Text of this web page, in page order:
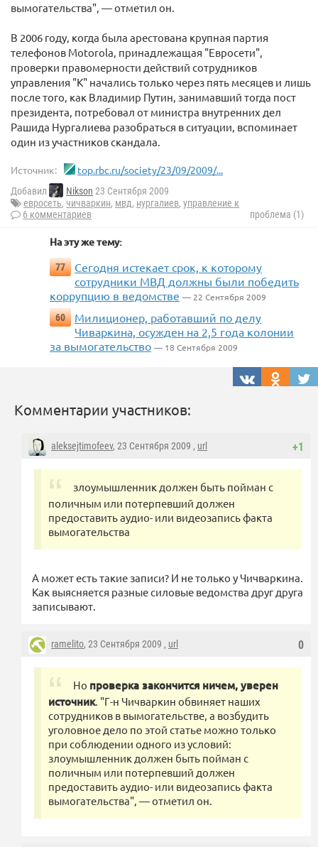
вымогательства", — отметил он.
В 2006 году, когда была арестована крупная партия
телефонов Motorola, принадлежащая "Евросети",
проверки правомерности действий сотрудников
управления "К" начались только через пять месяцев и лишь
после того, как Владимир Путин, занимавший тогда пост
президента, потребовал от министра внутренних дел
Рашида Нургалиева разобраться в ситуации, вспоминает
один из участников скандала.
Источник: top.rbc.ru/society/23/09/2009/...
Добавил Nikson 23 Сентября 2009
евросеть, чичваркин, мвд, нургалиев, управление к
6 комментариев
проблема (1)
На эту же тему:
77
Сегодня истекает срок, к которому
сотрудники МВД должны были победить
коррупцию в ведомстве — 22 Сентября 2009
60
Милиционер, работавший по делу
Чиваркина, осужден на 2,5 года колонии
за вымогательство — 18 Сентября 2009
Комментарии участников:
+1
aleksejtimofeev, 23 Сентября 2009 , url
злоумышленник должен быть пойман с
поличным или потерпевший должен
предоставить аудио- или видеозапись факта
вымогательства
А может есть такие записи? И не только у Чичваркина.
Как выясняется разные силовые ведомства друг друга
записывают.
0
ramelito, 23 Сентября 2009 , url
Но проверка закончится ничем, уверен
источник. "Г-н Чичваркин обвиняет наших
сотрудников в вымогательстве, а возбудить
уголовное дело по этой статье можно только
при соблюдении одного из условий:
злоумышленник должен быть пойман с
поличным или потерпевший должен
предоставить аудио- или видеозапись факта
вымогательства", — отметил он.